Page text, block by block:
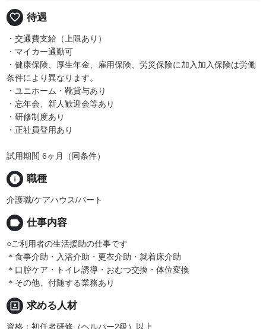
favorite_border 待遇
・交通費支給（上限あり）
・マイカー通勤可
・健康保険、厚生年金、雇用保険、労災保険に加入加入保険は労働
条件により異なります。
・ユニホーム・靴貸与あり
・忘年会、新人歓迎会等あり
・研修制度あり
・正社員登用あり
試用期間 6ヶ月（同条件）
info 職種
介護職/ケアハウス/パート
label 仕事内容
○ご利用者の生活援助の仕事です
＊食事介助・入浴介助・更衣介助・就着床介助
＊口腔ケア・トイレ誘導・おむつ交換・体位変換
＊その他、付随する業務あり
portrait 求める人材
資格：初任者研修（ヘルパー2級）以上